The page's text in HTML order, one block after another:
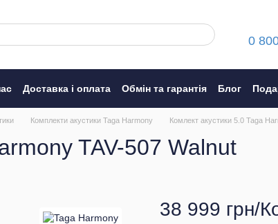
0
Доставка і оплата Обмін та гарантія Блог
Комплекти акустики Taga Harmony Комлект акустики 5.0 Taga
TAV-507 Walnut
38 999 грн/